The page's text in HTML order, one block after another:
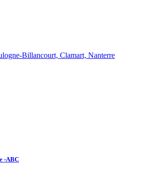
Billancourt, Clamart, Nanterre
-ABC